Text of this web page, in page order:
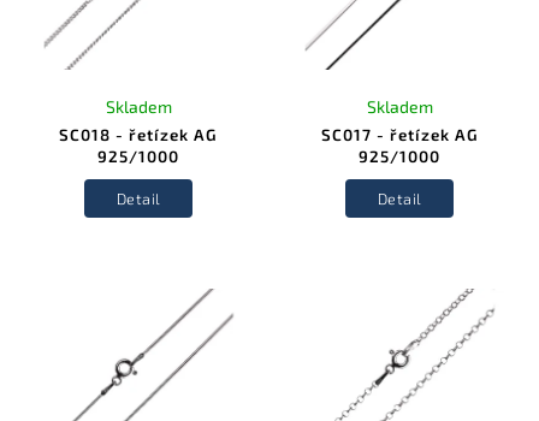
SC018 - řetízek AG
925/1000
Skladem
Detail
SC017 - řetízek AG
925/1000
Skladem
Detail